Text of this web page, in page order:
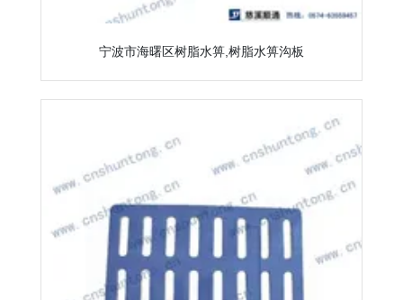
宁波市海曙区树脂水箅,树脂水箅沟板